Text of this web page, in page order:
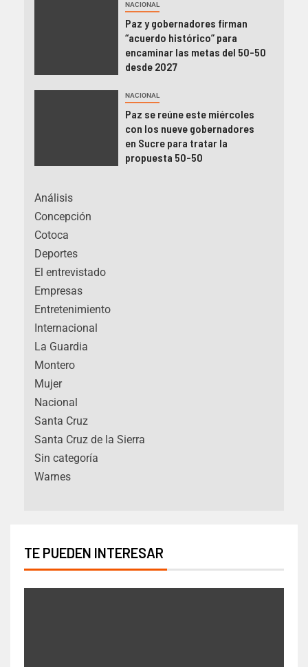
NACIONAL
Paz y gobernadores firman
“acuerdo histórico” para
encaminar las metas del 50-50
desde 2027
NACIONAL
Paz se reúne este miércoles
con los nueve gobernadores
en Sucre para tratar la
propuesta 50-50
Análisis
Concepción
Cotoca
Deportes
El entrevistado
Empresas
Entretenimiento
Internacional
La Guardia
Montero
Mujer
Nacional
Santa Cruz
Santa Cruz de la Sierra
Sin categoría
Warnes
TE PUEDEN INTERESAR